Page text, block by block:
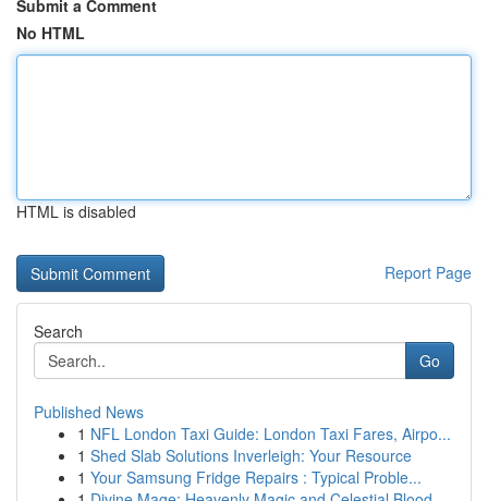
Submit a Comment
No HTML
HTML is disabled
Report Page
Search
Go
Published News
1 NFL London Taxi Guide: London Taxi Fares, Airpo...
1 Shed Slab Solutions Inverleigh: Your Resource
1 Your Samsung Fridge Repairs : Typical Proble...